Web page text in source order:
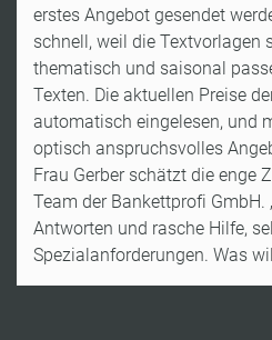
erstes Angebot gesendet
schnell, weil die Textvorlagen
thematisch und saisonal
Texten. Die aktuellen Preise
automatisch eingelesen, und
optisch anspruchsvolles
Frau Gerber schätzt die enge
Team der Bankettprofi GmbH.
Antworten und rasche Hilfe,
Spezialanforderungen. Was